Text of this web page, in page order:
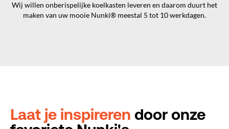
Wij willen onberispelijke koelkasten leveren en daarom duurt het
maken van uw mooie Nunki® meestal 5 tot 10 werkdagen.
Laat je inspireren door onze